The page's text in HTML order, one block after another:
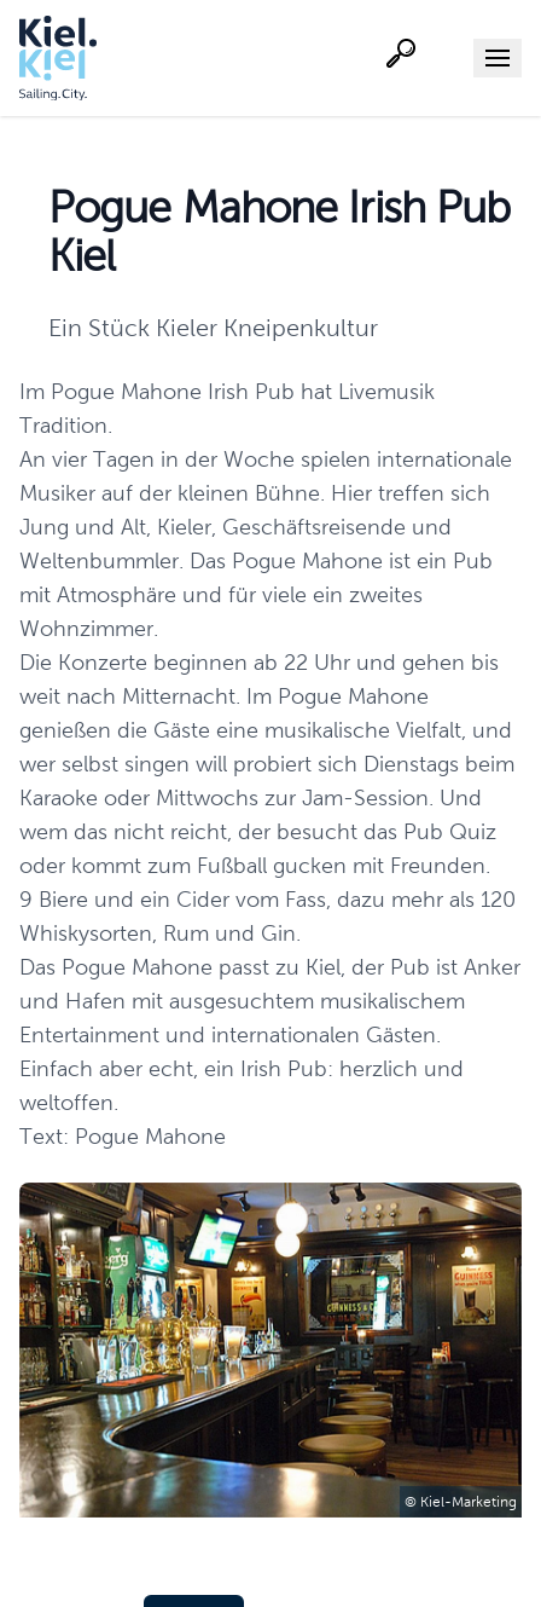
Pogue Mahone Irish Pub
Kiel
Ein Stück Kieler Kneipenkultur
Im Pogue Mahone Irish Pub hat Livemusik
Tradition.
An vier Tagen in der Woche spielen internationale
Musiker auf der kleinen Bühne. Hier treffen sich
Jung und Alt, Kieler, Geschäftsreisende und
Weltenbummler. Das Pogue Mahone ist ein Pub
mit Atmosphäre und für viele ein zweites
Wohnzimmer.
Die Konzerte beginnen ab 22 Uhr und gehen bis
weit nach Mitternacht. Im Pogue Mahone
genießen die Gäste eine musikalische Vielfalt, und
wer selbst singen will probiert sich Dienstags beim
Karaoke oder Mittwochs zur Jam-Session. Und
wem das nicht reicht, der besucht das Pub Quiz
oder kommt zum Fußball gucken mit Freunden.
9 Biere und ein Cider vom Fass, dazu mehr als 120
Whiskysorten, Rum und Gin.
Das Pogue Mahone passt zu Kiel, der Pub ist Anker
und Hafen mit ausgesuchtem musikalischem
Entertainment und internationalen Gästen.
Einfach aber echt, ein Irish Pub: herzlich und
weltoffen.
Text: Pogue Mahone
© Kiel-Marketing